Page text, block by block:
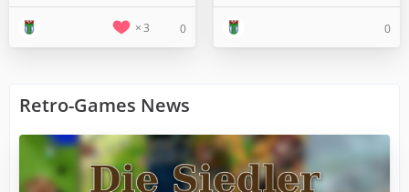
3 0 0
Retro-Games News